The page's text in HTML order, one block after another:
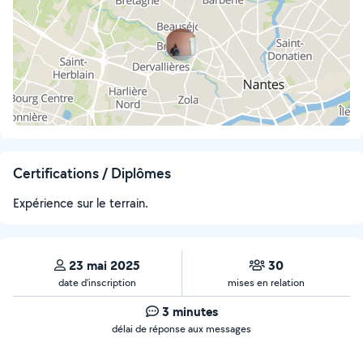
Certifications / Diplômes
Expérience sur le terrain.
23 mai 2025
date d’inscription
30
mises en relation
3 minutes
délai de réponse aux messages